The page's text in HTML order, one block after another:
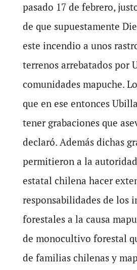
pasado 17 de febrero,
de que supuestamente
este incendio a unos
terrenos arrebatados por
comunidades mapuche.
que en ese entonces
tener grabaciones que
declaró. Además dichas
permitieron a la
estatal chilena hacer
responsabilidades de los
forestales a la causa
de monocultivo forestal
de familias chilenas y